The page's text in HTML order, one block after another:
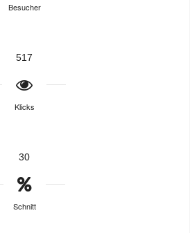
Besucher
517
Klicks
30
Schnitt